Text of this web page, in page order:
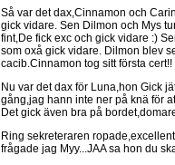
Så var det dax,Cinnamon och
gick vidare. Sen Dilmon och Mys
fint,De fick exc och gick vidare :)
som oxå gick vidare. Dilmon blev
cacib.Cinnamon tog sitt första cert!!
Nu var det dax för Luna,hon Gick
gång,jag hann inte ner på knä för
Det gick även bra på
Ring sekreteraren
frågade jag Myy...JAA sa hon du